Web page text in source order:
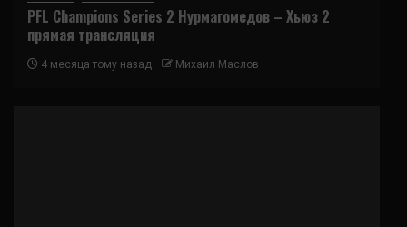
PFL Champions Series 2 Нурмагомедов – Хьюз 2
прямая трансляция
4 месяца тому назад Михаил Маслов